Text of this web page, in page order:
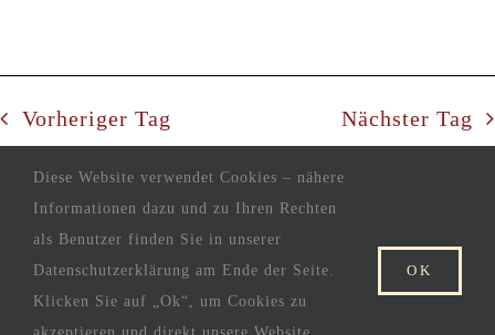
Vorheriger Tag Nächster Tag
Diese Website verwendet Cookies – nähere
Informationen dazu und zu Ihren Rechten
als Benutzer finden Sie in unserer
Datenschutzerklärung am Ende der Seite.
Klicken Sie auf „Ok“, um Cookies zu
OK